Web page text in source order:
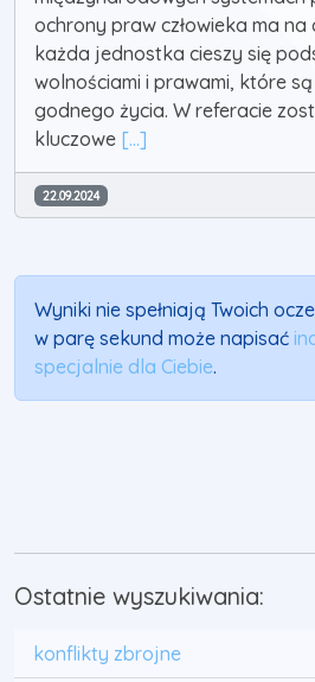
ochrony praw człowieka ma na
każda jednostka cieszy się
wolnościami i prawami, które
godnego życia. W referacie
kluczowe [...]
22.09.2024
Wyniki nie spełniają Twoich
w parę sekund może napisać
specjalnie dla Ciebie.
Ostatnie wyszukiwania:
konflikty zbrojne